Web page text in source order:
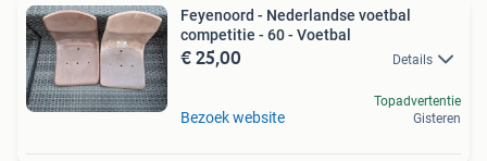
Feyenoord - Nederlandse voetbal
competitie - 60 - Voetbal
€ 25,00 Details
Bezoek website
Topadvertentie
Gisteren